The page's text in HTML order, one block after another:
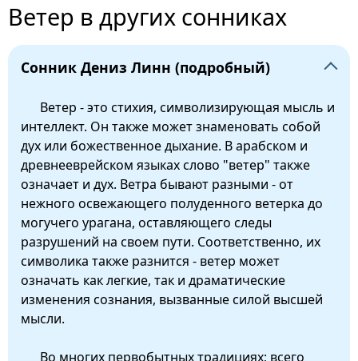
Ветер в других сонниках
Сонник Дениз Линн (подробный)
Ветер - это стихия, символизирующая мысль и
интеллект. Он также может знаменовать собой
дух или божественное дыхание. В арабском и
древнееврейском языках слово "ветер" также
означает и дух. Ветра бывают разными - от
нежного освежающего полуденного ветерка до
могучего урагана, оставляющего следы
разрушений на своем пути. Соответственно, их
символика также разнится - ветер может
означать как легкие, так и драматические
изменения сознания, вызванные силой высшей
мысли.
Во многих первобытных традициях; всего